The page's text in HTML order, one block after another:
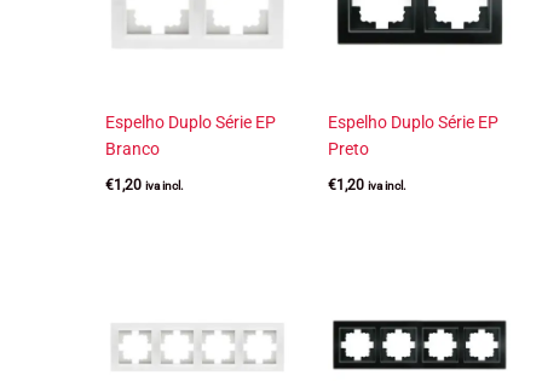
Espelho Duplo Série EP
Branco
€1,20 iva incl.
Espelho Duplo Série EP
Preto
€1,20 iva incl.